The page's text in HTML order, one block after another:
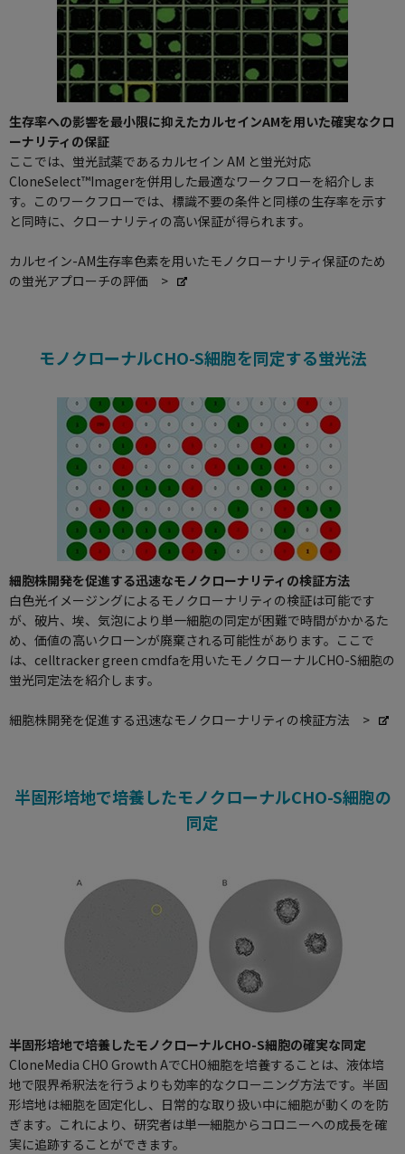
生存率への影響を最小限に抑えたカルセインAMを用いた確実なクロ
ーナリティの保証
ここでは、蛍光試薬であるカルセイン AM と蛍光対応
CloneSelect™Imagerを併用した最適なワークフローを紹介しま
す。このワークフローでは、標識不要の条件と同様の生存率を示す
と同時に、クローナリティの高い保証が得られます。
カルセイン-AM生存率色素を用いたモノクローナリティ保証のため
の蛍光アプローチの評価 >
モノクローナルCHO-S細胞を同定する蛍光法
細胞株開発を促進する迅速なモノクローナリティの検証方法
白色光イメージングによるモノクローナリティの検証は可能です
が、破片、埃、気泡により単一細胞の同定が困難で時間がかかるた
め、価値の高いクローンが廃棄される可能性があります。ここで
は、celltracker green cmdfaを用いたモノクローナルCHO-S細胞の
蛍光同定法を紹介します。
細胞株開発を促進する迅速なモノクローナリティの検証方法 >
半固形培地で培養したモノクローナルCHO-S細胞の
同定
半固形培地で培養したモノクローナルCHO-S細胞の確実な同定
CloneMedia CHO Growth AでCHO細胞を培養することは、液体培
地で限界希釈法を行うよりも効率的なクローニング方法です。半固
形培地は細胞を固定化し、日常的な取り扱い中に細胞が動くのを防
ぎます。これにより、研究者は単一細胞からコロニーへの成長を確
実に追跡することができます。